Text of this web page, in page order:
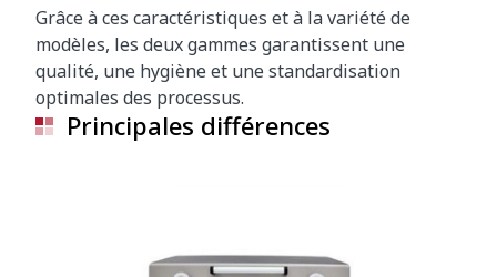
Grâce à ces caractéristiques et à la variété de
modèles, les deux gammes garantissent une
qualité, une hygiène et une standardisation
optimales des processus.
Principales différences